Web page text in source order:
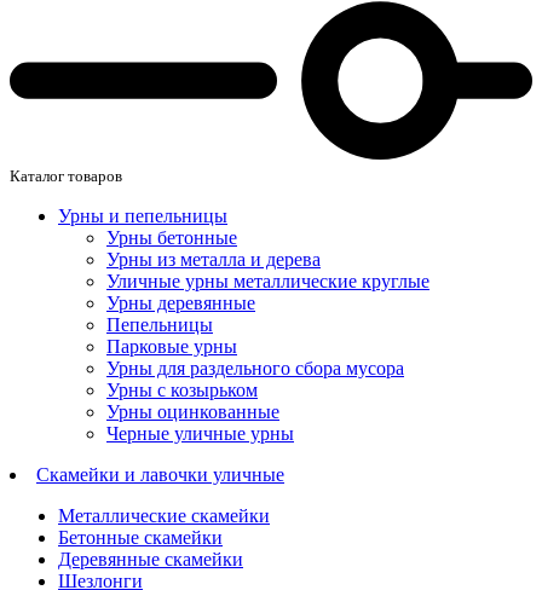
Каталог товаров
Урны и пепельницы
Урны бетонные
Урны из металла и дерева
Уличные урны металлические круглые
Урны деревянные
Пепельницы
Парковые урны
Урны для раздельного сбора мусора
Урны с козырьком
Урны оцинкованные
Черные уличные урны
Скамейки и лавочки уличные
Металлические скамейки
Бетонные скамейки
Деревянные скамейки
Шезлонги